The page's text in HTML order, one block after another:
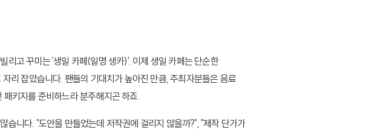
리고 꾸미는 '생일 카페(일명 생카)'. 이제 생일 카페는 단순한
리 잡았습니다. 팬들의 기대치가 높아진 만큼, 주최자분들은 음료
키지를 준비하느라 분주해지곤 하죠.
니다. "도안을 만들었는데 저작권에 걸리지 않을까?", "제작 단가가